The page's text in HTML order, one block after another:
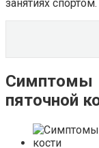
занятиях спортом.
пяточной